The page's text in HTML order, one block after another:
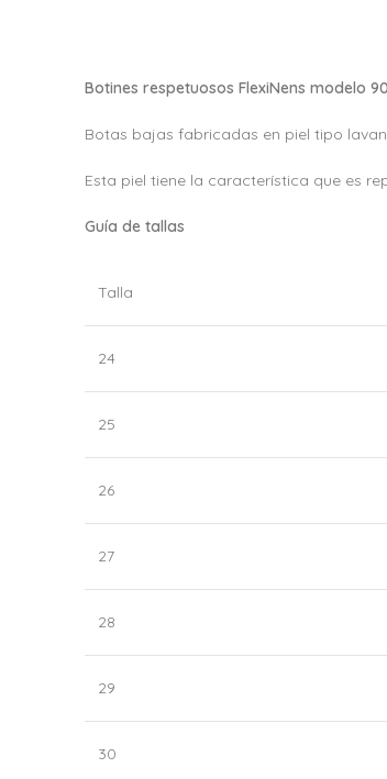
Botines respetuosos FlexiNens modelo
Botas bajas fabricadas en piel tipo
Esta piel tiene la característica que es
Guía de tallas
Talla
24
25
26
27
28
29
30